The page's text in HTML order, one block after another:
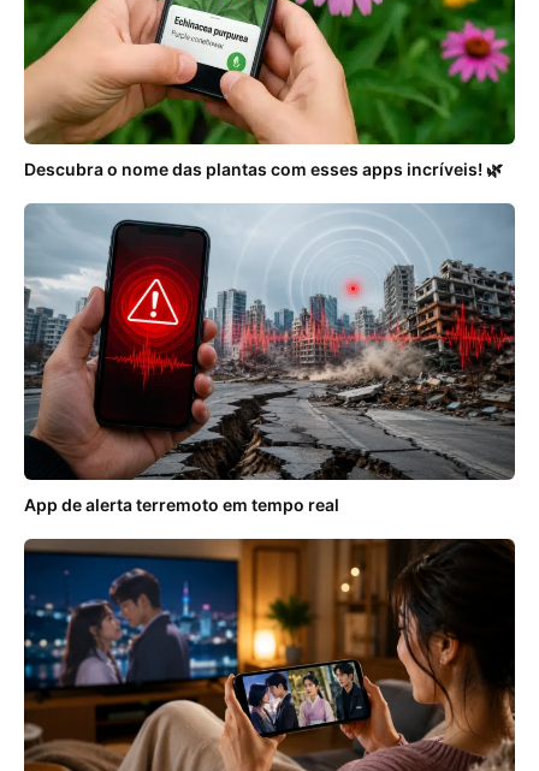
Descubra o nome das plantas com esses apps incríveis! 🌿
App de alerta terremoto em tempo real